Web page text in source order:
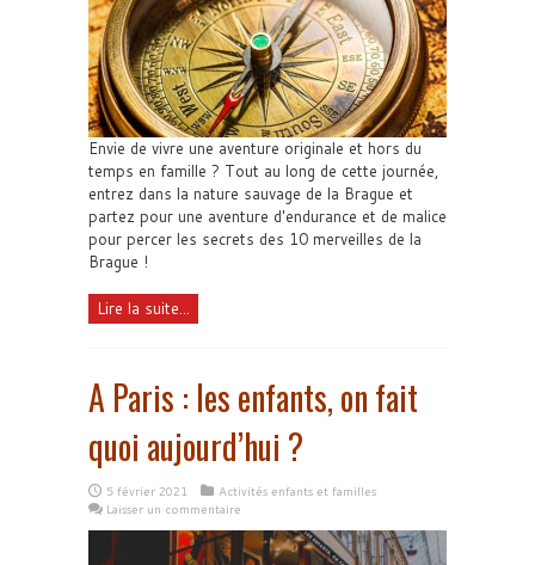
Envie de vivre une aventure originale et hors du
temps en famille ? Tout au long de cette journée,
entrez dans la nature sauvage de la Brague et
partez pour une aventure d'endurance et de malice
pour percer les secrets des 10 merveilles de la
Brague !
Lire la suite...
A Paris : les enfants, on fait
quoi aujourd’hui ?
5 février 2021
Activités enfants et familles
Laisser un commentaire